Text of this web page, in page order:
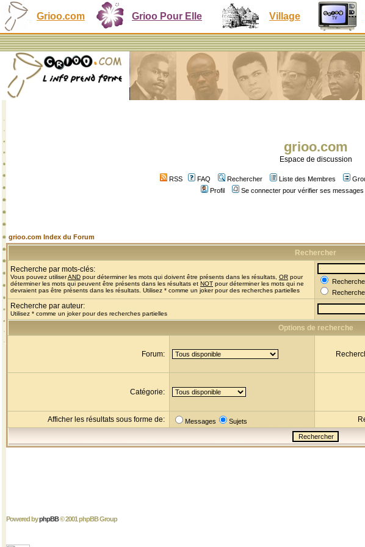
Grioo.com Grioo Pour Elle Village
grioo.com
Espace de discussion
RSS FAQ Rechercher Liste des Membres
Profil
Se connecter pour vérifier ses messages
grioo.com Index du Forum
Rechercher
Recherche par mots-clés:
Vous pouvez utiliserAND pour déterminer les mots qui doivent être présents dans les résultats, OR pour
déterminer les mots qui peuvent être présents dans les résultats et NOT pour déterminer les mots qui ne
devraient pas être présents dans les résultats. Utilisez * comme un joker pour des recherches partielles
Recherche par auteur:
Utilisez * comme un joker pour des recherches partielles
Options de recherche
Forum:
Catégorie:
Afficher les résultats sous forme de: Messages Sujets
Powered byphpBB© 2001 phpBB Group